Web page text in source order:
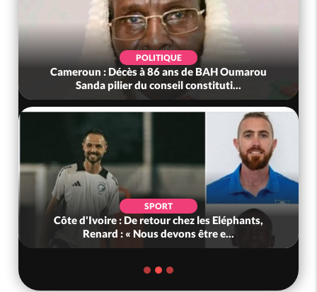
POLITIQUE
Cameroun : Décès à 86 ans de BAH Oumarou
Sanda pilier du conseil constituti...
SPORT
Côte d'Ivoire : De retour chez les Eléphants,
Renard : « Nous devons être e...